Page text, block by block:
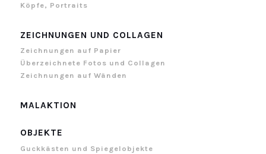
Köpfe, Portraits
ZEICHNUNGEN UND COLLAGEN
Zeichnungen auf Papier
Überzeichnete Fotos und Collagen
Zeichnungen auf Wänden
MALAKTION
OBJEKTE
Guckkästen und Spiegelobjekte